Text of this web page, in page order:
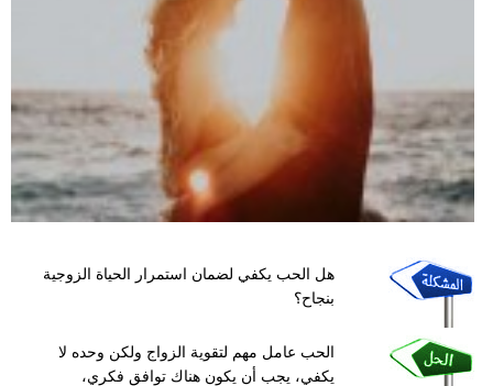
هل الحب يكفي لضمان استمرار الحياة الزوجية
بنجاح؟
الحب عامل مهم لتقوية الزواج ولكن وحده لا
يكفي، يجب أن يكون هناك توافق فكري،